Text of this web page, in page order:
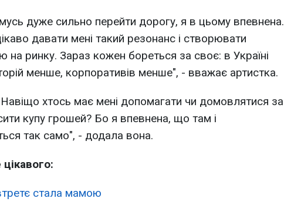
дуже сильно перейти дорогу, я в цьому впевнена.
давати мені такий резонанс і створювати
на ринку. Зараз кожен бореться за своє: в Україні
менше, корпоративів менше", - вважає артистка.
Навіщо хтось має мені допомагати чи домовлятися за
купу грошей? Бо я впевнена, що там і
так само", - додала вона.
стала мамою